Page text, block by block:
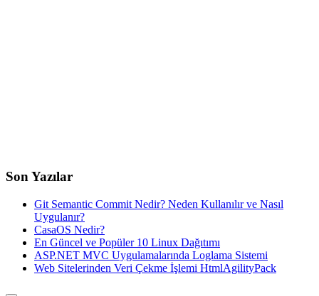
Son Yazılar
Git Semantic Commit Nedir? Neden Kullanılır ve Nasıl
Uygulanır?
CasaOS Nedir?
En Güncel ve Popüler 10 Linux Dağıtımı
ASP.NET MVC Uygulamalarında Loglama Sistemi
Web Sitelerinden Veri Çekme İşlemi HtmlAgilityPack